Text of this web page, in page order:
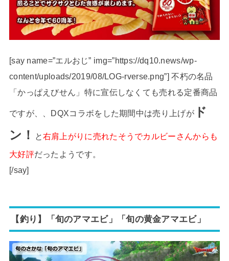
[say name=”エルおじ” img=”https://dq10.news/wp-
content/uploads/2019/08/LOG-rverse.png”] 不朽の名品
「かっぱえびせん」特に宣伝しなくても売れる定番商品
ですが、、DQXコラボをした期間中は売り上げがド
ン！
と右肩上がりに売れたそうでカルビーさんからも
大好評だったようです。
[/say]
【釣り】「旬のアマエビ」「旬の黄金アマエビ」